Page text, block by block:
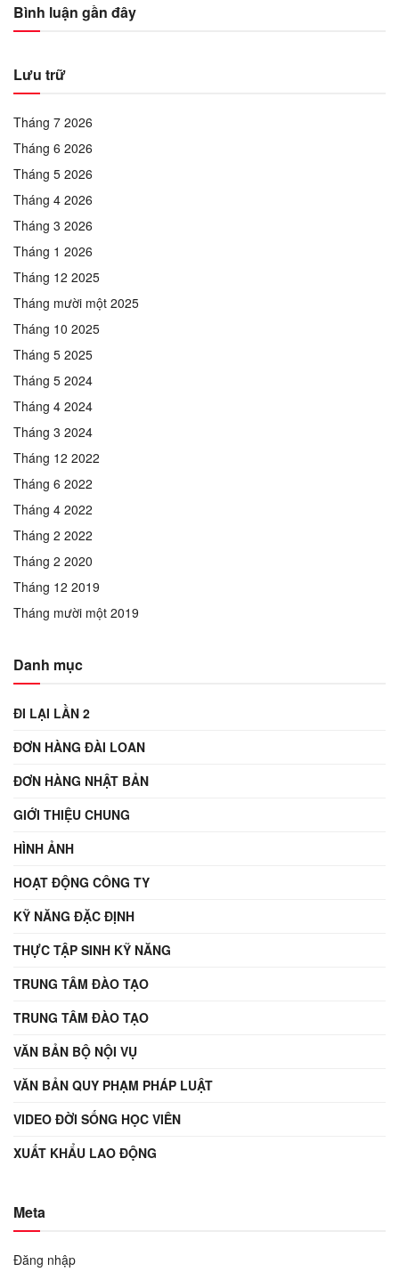
Bình luận gần đây
Lưu trữ
Tháng 7 2026
Tháng 6 2026
Tháng 5 2026
Tháng 4 2026
Tháng 3 2026
Tháng 1 2026
Tháng 12 2025
Tháng mười một 2025
Tháng 10 2025
Tháng 5 2025
Tháng 5 2024
Tháng 4 2024
Tháng 3 2024
Tháng 12 2022
Tháng 6 2022
Tháng 4 2022
Tháng 2 2022
Tháng 2 2020
Tháng 12 2019
Tháng mười một 2019
Danh mục
ĐI LẠI LẦN 2
ĐƠN HÀNG ĐÀI LOAN
ĐƠN HÀNG NHẬT BẢN
GIỚI THIỆU CHUNG
HÌNH ẢNH
HOẠT ĐỘNG CÔNG TY
KỸ NĂNG ĐẶC ĐỊNH
THỰC TẬP SINH KỸ NĂNG
TRUNG TÂM ĐÀO TẠO
TRUNG TÂM ĐÀO TẠO
VĂN BẢN BỘ NỘI VỤ
VĂN BẢN QUY PHẠM PHÁP LUẬT
VIDEO ĐỜI SỐNG HỌC VIÊN
XUẤT KHẨU LAO ĐỘNG
Meta
Đăng nhập